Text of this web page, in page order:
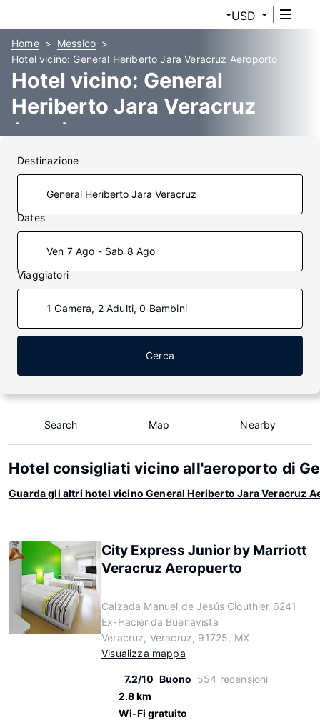
USD
Home
Messico
Hotel vicino: General Heriberto Jara Veracruz Aeroporto
Hotel vicino: General
Heriberto Jara Veracruz
(VER)
Destinazione
Dates
Ven 7 Ago - Sab 8 Ago
Viaggiatori
1 Camera, 2 Adulti, 0 Bambini
Cerca
Search Map Nearby
Hotel consigliati vicino all'aeroporto di
Guarda gli altri hotel vicino General Heriberto Jara Veracruz
City Express Junior by Marriott
Veracruz Aeropuerto
Calzada Manuel de Jesús Clouthier 6241
Ex-Hacienda Buenavista
Veracruz, Veracruz, 91725, MX
Visualizza mappa
7.2/10 Buono 554 recensioni
2.8 km
Wi-Fi gratuito